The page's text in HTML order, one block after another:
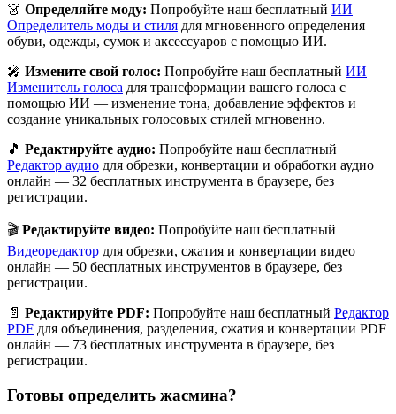
👗 Определяйте моду: Попробуйте наш бесплатный ИИ
Определитель моды и стиля для мгновенного определения
обуви, одежды, сумок и аксессуаров с помощью ИИ.
🎤 Измените свой голос: Попробуйте наш бесплатный ИИ
Изменитель голоса для трансформации вашего голоса с
помощью ИИ — изменение тона, добавление эффектов и
создание уникальных голосовых стилей мгновенно.
🎵 Редактируйте аудио: Попробуйте наш бесплатный
Редактор аудио для обрезки, конвертации и обработки аудио
онлайн — 32 бесплатных инструмента в браузере, без
регистрации.
🎬 Редактируйте видео: Попробуйте наш бесплатный
Видеоредактор для обрезки, сжатия и конвертации видео
онлайн — 50 бесплатных инструментов в браузере, без
регистрации.
📄 Редактируйте PDF: Попробуйте наш бесплатный Редактор
PDF для объединения, разделения, сжатия и конвертации PDF
онлайн — 73 бесплатных инструмента в браузере, без
регистрации.
Готовы определить жасмина?